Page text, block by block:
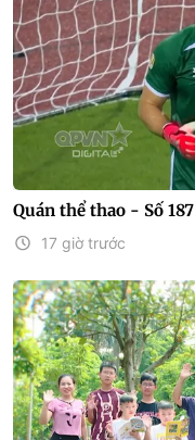
Quán thể thao - Số 187
17 giờ trước